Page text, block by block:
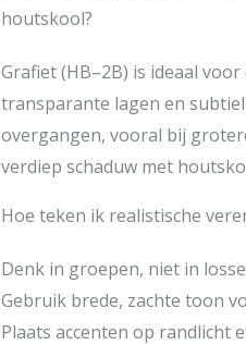
houtskool?
Grafiet (HB–2B) is ideaal
transparante lagen en
overgangen, vooral bij
verdiep schaduw met
Hoe teken ik realistische
Denk in groepen, niet in
Gebruik brede, zachte toon
Plaats accenten op randlicht